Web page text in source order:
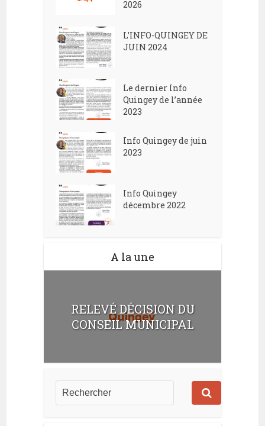
2026
L’INFO-QUINGEY DE
JUIN 2024
Le dernier Info
Quingey de l’année
2023
Info Quingey de juin
2023
Info Quingey
décembre 2022
A la une
RELEVÉ DÉCISION DU
CONSEIL MUNICIPAL